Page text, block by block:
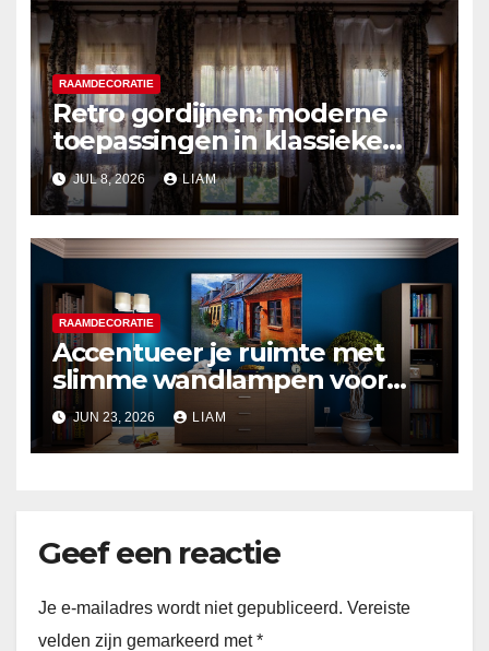
RAAMDECORATIE
Retro gordijnen: moderne
toepassingen in klassieke
stijlen
JUL 8, 2026 LIAM
RAAMDECORATIE
Accentueer je ruimte met
slimme wandlampen voor
zomerse flair
JUN 23, 2026 LIAM
Geef een reactie
Je e-mailadres wordt niet gepubliceerd. Vereiste
velden zijn gemarkeerd met*